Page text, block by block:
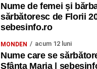
Nume de femei și
sărbătoresc de Florii
sebesinfo.ro
MONDEN acum 12 luni
Nume care se
Sfânta Maria |